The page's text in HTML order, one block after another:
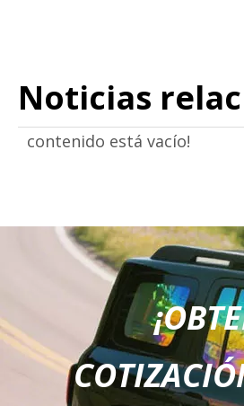
Noticias
contenido está vacío!